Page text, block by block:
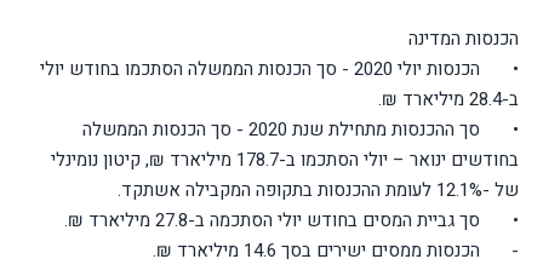
הכנסות המדינה
•
הכנסות יולי 2020 - סך הכנסות הממשלה הסתכמו בחודש יולי
ב-28.4 מיליארד ₪.
•
סך ההכנסות מתחילת שנת 2020 - סך הכנסות הממשלה
בחודשים ינואר – יולי הסתכמו ב-178.7 מיליארד ₪, קיטון נומינלי
של -12.1% לעומת ההכנסות בתקופה המקבילה אשתקד.
•
סך גביית המסים בחודש יולי הסתכמה ב-27.8 מיליארד ₪.
-
הכנסות ממסים ישירים בסך 14.6 מיליארד ₪.